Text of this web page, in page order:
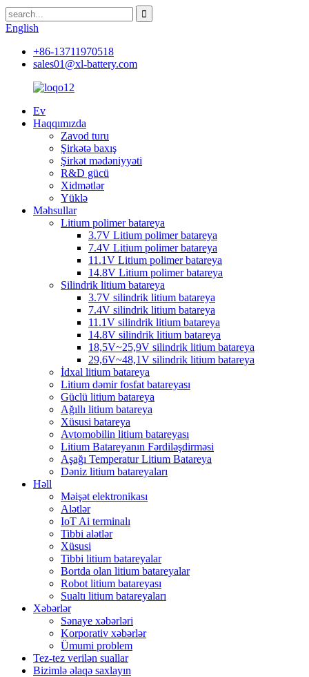
English
+86-13711970518
sales01@xl-battery.com
Ev
Haqqımızda
Zavod turu
Şirkətə baxış
Şirkət mədəniyyəti
R&D gücü
Xidmətlər
Yüklə
Məhsullar
Litium polimer batareya
3.7V Litium polimer batareya
7.4V Litium polimer batareya
11.1V Litium polimer batareya
14.8V Litium polimer batareya
Silindrik litium batareya
3.7V silindrik litium batareya
7.4V silindrik litium batareya
11.1V silindrik litium batareya
14.8V silindrik litium batareya
18,5V~25,9V silindrik litium batareya
29,6V~48,1V silindrik litium batareya
İdxal litium batareya
Litium dəmir fosfat batareyası
Güclü litium batareya
Ağıllı litium batareya
Xüsusi batareya
Avtomobilin litium batareyası
Litium Batareyanın Fərdiləşdirməsi
Aşağı Temperatur Litium Batareya
Dəniz litium batareyaları
Həll
Məişət elektronikası
Alətlər
IoT Ai terminalı
Tibbi alətlər
Xüsusi
Tibbi litium batareyalar
Bortda olan litium batareyalar
Robot litium batareyası
Sualtı litium batareyaları
Xəbərlər
Sənaye xəbərləri
Korporativ xəbərlər
Ümumi problem
Tez-tez verilən suallar
Bizimlə əlaqə saxlayın